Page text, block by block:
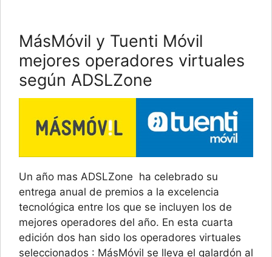
MásMóvil y Tuenti Móvil
mejores operadores virtuales
según ADSLZone
Un año mas ADSLZone ha celebrado su
entrega anual de premios a la excelencia
tecnológica entre los que se incluyen los de
mejores operadores del año. En esta cuarta
edición dos han sido los operadores virtuales
seleccionados : MásMóvil se lleva el galardón al